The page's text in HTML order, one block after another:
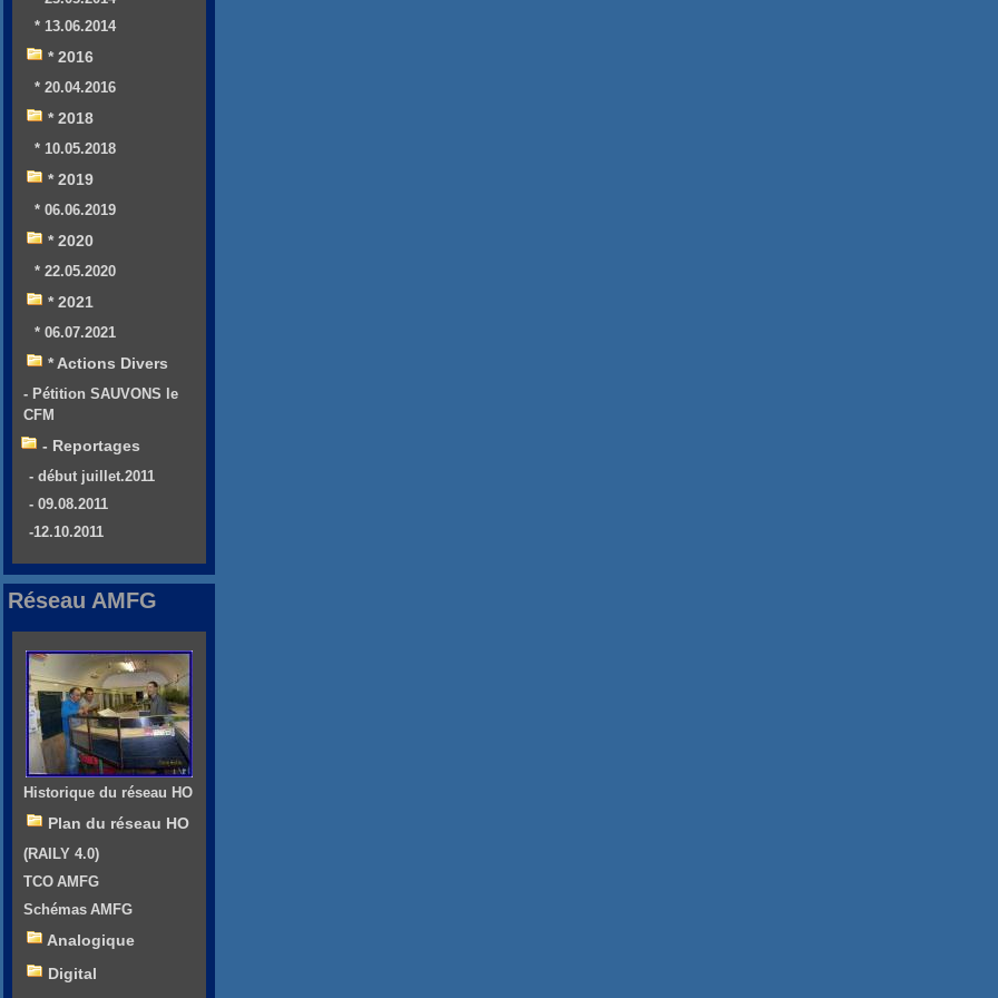
* 13.06.2014
* 2016
* 20.04.2016
* 2018
* 10.05.2018
* 2019
* 06.06.2019
* 2020
* 22.05.2020
* 2021
* 06.07.2021
* Actions Divers
- Pétition SAUVONS le
CFM
- Reportages
- début juillet.2011
- 09.08.2011
-12.10.2011
Réseau AMFG
Historique du réseau HO
Plan du réseau HO
(RAILY 4.0)
TCO AMFG
Schémas AMFG
Analogique
Digital